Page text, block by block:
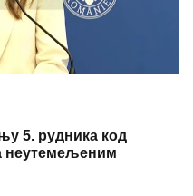
5. рудника код
неутемељеним